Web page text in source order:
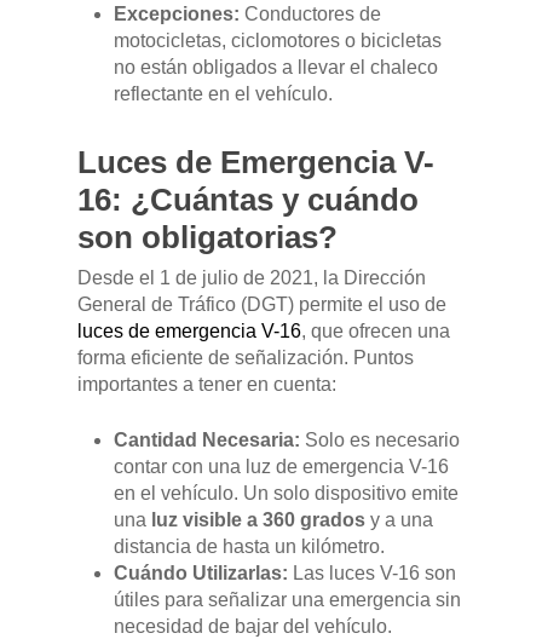
Excepciones: Conductores de
motocicletas, ciclomotores o bicicletas
no están obligados a llevar el chaleco
reflectante en el vehículo.
Luces de Emergencia V-
16: ¿Cuántas y cuándo
son obligatorias?
Desde el 1 de julio de 2021, la Dirección
General de Tráfico (DGT) permite el uso de
luces de emergencia V-16, que ofrecen una
forma eficiente de señalización. Puntos
importantes a tener en cuenta:
Cantidad Necesaria: Solo es necesario
contar con una luz de emergencia V-16
en el vehículo. Un solo dispositivo emite
una luz visible a 360 grados y a una
distancia de hasta un kilómetro.
Cuándo Utilizarlas: Las luces V-16 son
útiles para señalizar una emergencia sin
necesidad de bajar del vehículo.
GAMA
DFSK 500
DFSK E5
DFSK 600
SOBRE DFSK
RENTING
POSTVENTA